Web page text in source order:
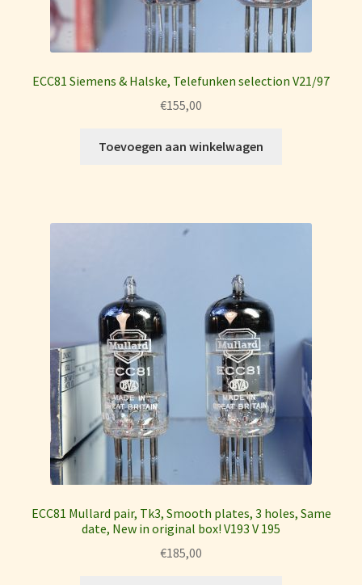
ECC81 Siemens & Halske, Telefunken selection V21/97
€155,00
Toevoegen aan winkelwagen
ECC81 Mullard pair, Tk3, Smooth plates, 3 holes, Same
date, New in original box! V193 V 195
€185,00